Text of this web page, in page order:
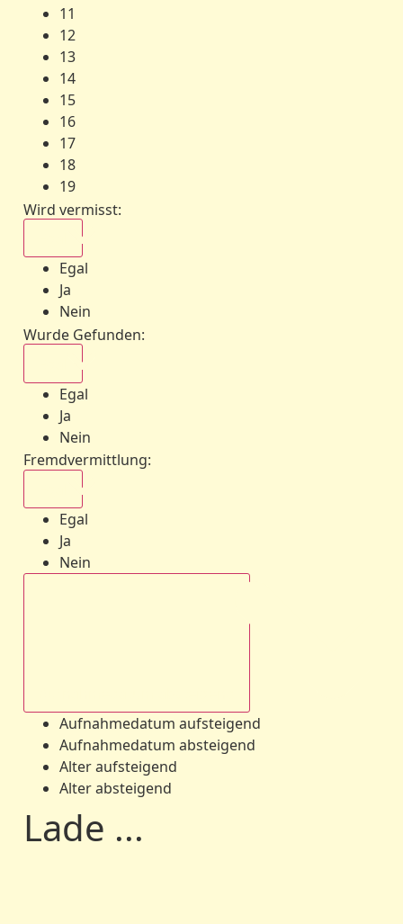
11
12
13
14
15
16
17
18
19
Wird vermisst:
Egal
Ja
Nein
Wurde Gefunden:
Egal
Ja
Nein
Fremdvermittlung:
Egal
Ja
Nein
Aufnahmedatum aufsteigend
Aufnahmedatum absteigend
Alter aufsteigend
Alter absteigend
Lade ...